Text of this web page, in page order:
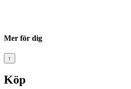
Mer för dig
↑
Köp